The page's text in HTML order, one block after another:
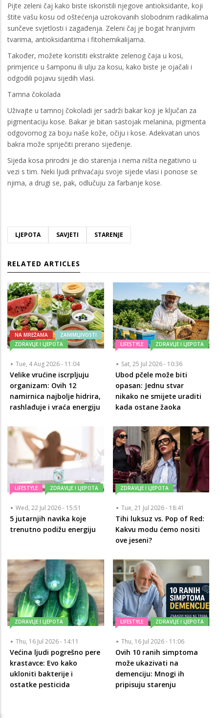
Pijte zeleni čaj kako biste iskoristili njegove antioksidante, koji
štite vašu kosu od oštećenja uzrokovanih slobodnim radikalima
sunčeve svjetlosti i zagađenja. Zeleni čaj je bogat hranjivim
tvarima, antioksidantima i fitohemikalijama.
Također, možete koristiti ekstrakte zelenog čaja u kosi,
primjerice u šamponu ili ulju za kosu, kako biste je ojačali i
odgodili pojavu sijedih vlasi.
Tamna čokolada
Uživajte u tamnoj čokoladi jer sadrži bakar koji je ključan za
pigmentaciju kose. Bakar je bitan sastojak melanina, pigmenta
odgovornog za boju naše kože, očiju i kose. Adekvatan unos
bakra može spriječiti prerano sijeđenje.
Sijeda kosa prirodni je dio starenja i nema ništa negativno u
vezi s tim. Neki ljudi prihvaćaju svoje sijede vlasi i ponose se
njima, a drugi se, pak, odlučuju za farbanje kose.
LJEPOTA SAVJETI STARENJE
RELATED ARTICLES
NA MREŽAMA
ZANIMLJIVOSTI
ZDRAVLJE I LJEPOTA
Tue, 4 Aug 2026 - 11:04
Velike vrućine iscrpljuju
organizam: Ovih 12
namirnica najbolje hidrira,
rashlađuje i vraća energiju
LIFESTYLE ZDRAVLJE I LJEPOTA
Sat, 25 Jul 2026 - 10:36
Ubod pčele može biti
opasan: Jednu stvar
nikako ne smijete uraditi
kada ostane žaoka
LIFESTYLE ZDRAVLJE I LJEPOTA
Wed, 22 Jul 2026 - 15:51
5 jutarnjih navika koje
trenutno podižu energiju
ZDRAVLJE I LJEPOTA
Tue, 21 Jul 2026 - 18:41
Tihi luksuz vs. Pop of Red:
Kakvu modu ćemo nositi
ove jeseni?
ZDRAVLJE I LJEPOTA
Thu, 16 Jul 2026 - 14:11
Većina ljudi pogrešno pere
krastavce: Evo kako
ukloniti bakterije i
ostatke pesticida
LIFESTYLE ZDRAVLJE I LJEPOTA
Thu, 16 Jul 2026 - 11:06
Ovih 10 ranih simptoma
može ukazivati na
demenciju: Mnogi ih
pripisuju starenju